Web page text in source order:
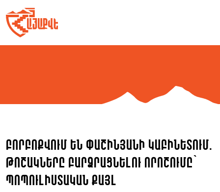
to
content
Բորբոքվում են Փաշինյանի կաբինետում.
թոշակները բարձրացնելու որոշումը՝
պոպուլիստական քայլ